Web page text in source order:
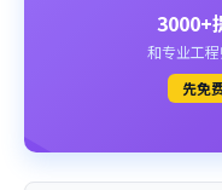
3000+
和专业工
先免